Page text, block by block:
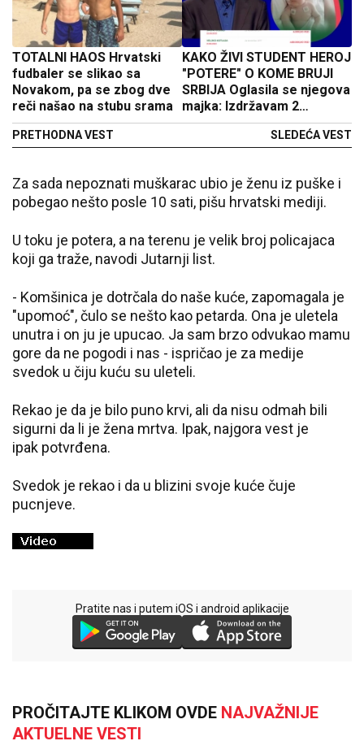
TOTALNI HAOS Hrvatski
fudbaler se slikao sa
Novakom, pa se zbog dve
reči našao na stubu srama
PRETHODNA VEST
KAKO ŽIVI STUDENT HEROJ
"POTERE" O KOME BRUJI
SRBIJA Oglasila se njegova
majka: Izdržavam 2
studenta, otac im preminuo
SLEDEĆA VEST
Za sada nepoznati muškarac ubio je ženu iz puške i
pobegao nešto posle 10 sati, pišu hrvatski mediji.
U toku je potera, a na terenu je velik broj policajaca
koji ga traže, navodi Jutarnji list.
- Komšinica je dotrčala do naše kuće, zapomagala je
"upomoć", čulo se nešto kao petarda. Ona je uletela
unutra i on ju je upucao. Ja sam brzo odvukao mamu
gore da ne pogodi i nas - ispričao je za medije
svedok u čiju kuću su uleteli.
Rekao je da je bilo puno krvi, ali da nisu odmah bili
sigurni da li je žena mrtva. Ipak, najgora vest je
ipak potvrđena.
Svedok je rekao i da u blizini svoje kuće čuje
pucnjeve.
Pratite nas i putem iOS i android aplikacije
PROČITAJTE KLIKOM OVDE NAJVAŽNIJE
AKTUELNE VESTI